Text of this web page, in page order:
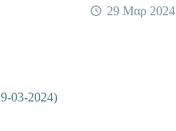
29 Μαρ 2024
03-2024)